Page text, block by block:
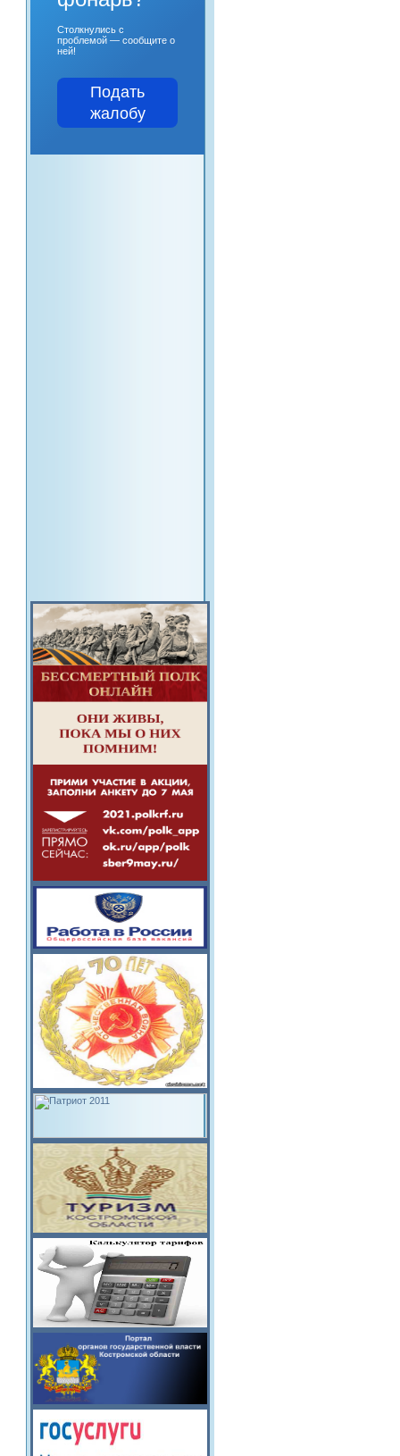
Столкнулись с
проблемой — сообщите о
ней!
Подать
жалобу